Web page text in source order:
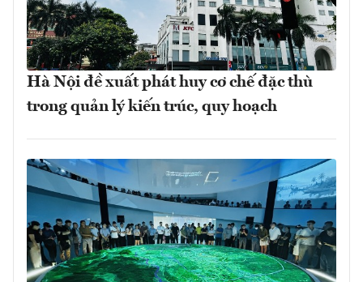
Hà Nội đề xuất phát huy cơ chế đặc thù
trong quản lý kiến trúc, quy hoạch